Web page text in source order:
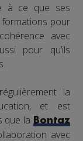
à ce que ses
formations pour
avec
pour qu’ils
la
et est
que la
Bontaz
avec